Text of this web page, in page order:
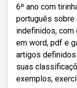
6º ano com
português
indefinidos,
em word, pdf e
artigos definidos
suas
exemplos,